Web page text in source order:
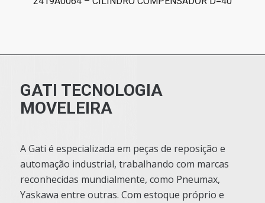
GATI TECNOLOGIA
MOVELEIRA
A Gati é especializada em peças de reposição e
automação industrial, trabalhando com marcas
reconhecidas mundialmente, como Pneumax,
Yaskawa entre outras. Com estoque próprio e